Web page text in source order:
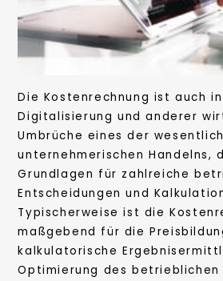
Die Kostenrechnung ist auch
Digitalisierung und anderer
Umbrüche eines der
unternehmerischen Handelns,
Grundlagen für zahlreiche
Entscheidungen und
Typischerweise ist die
maßgebend für die
kalkulatorische
Optimierung des betrieblichen